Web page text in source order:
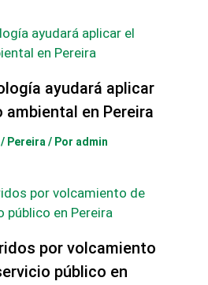
ayudará aplicar
ambiental en Pereira
/ Pereira/ Por admin
por volcamiento
público en